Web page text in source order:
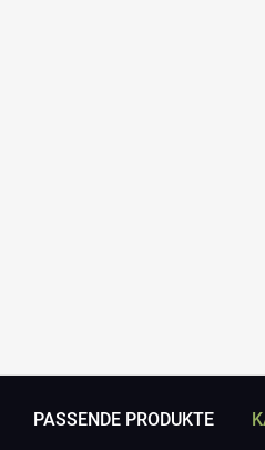
PASSENDE PRODUKTE